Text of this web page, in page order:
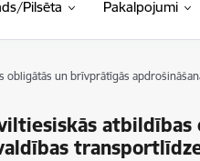
Pilsēta Pakalpojumi
un brīvprātīgās